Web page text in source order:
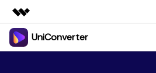
Рекомендуемые продукты
UniConverter